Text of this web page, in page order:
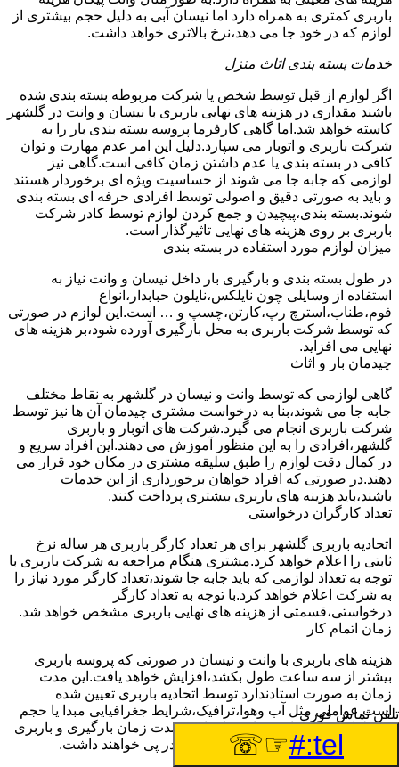
باربری کمتری به همراه دارد اما نیسان آبی به دلیل حجم بیشتری از
لوازم که در خود جا می دهد،نرخ بالاتری خواهد داشت.
خدمات بسته بندی اثاث منزل
اگر لوازم از قبل توسط شخص یا شرکت مربوطه بسته بندی شده
باشند مقداری در هزینه های نهایی باربری با نیسان و وانت در گلشهر
کاسته خواهد شد.اما گاهی کارفرما پروسه بسته بندی بار را به
شرکت باربری و اتوبار می سپارد.دلیل این امر عدم مهارت و توان
کافی در بسته بندی یا عدم داشتن زمان کافی است.گاهی نیز
لوازمی که جابه جا می شوند از حساسیت ویژه ای برخوردار هستند
و باید به صورتی دقیق و اصولی توسط افرادی حرفه ای بسته بندی
شوند.بسته بندی،پیچیدن و جمع کردن لوازم توسط کادر شرکت
باربری بر روی هزینه های نهایی تاثیرگذار است.
میزان لوازم مورد استفاده در بسته بندی
در طول بسته بندی و بارگیری بار داخل نیسان و وانت نیاز به
استفاده از وسایلی چون نایلکس،نایلون حبابدار،انواع
فوم،طناب،استرچ رپ،کارتن،چسپ و … است.این لوازم در صورتی
که توسط شرکت باربری به محل بارگیری آورده شود،بر هزینه های
نهایی می افزاید.
چیدمان بار و اثاث
گاهی لوازمی که توسط وانت و نیسان در گلشهر به نقاط مختلف
جابه جا می شوند،بنا به درخواست مشتری چیدمان آن ها نیز توسط
شرکت باربری انجام می گیرد.شرکت های اتوبار و باربری
گلشهر،افرادی را به این منظور آموزش می دهند.این افراد سریع و
در کمال دقت لوازم را طبق سلیقه مشتری در مکان خود قرار می
دهند.در صورتی که افراد خواهان برخورداری از این خدمات
باشند،باید هزینه های باربری بیشتری پرداخت کنند.
تعداد کارگران درخواستی
اتحادیه باربری گلشهر برای هر تعداد کارگر باربری هر ساله نرخ
ثابتی را اعلام خواهد کرد.مشتری هنگام مراجعه به شرکت باربری با
توجه به تعداد لوازمی که باید جابه جا شوند،تعداد کارگر مورد نیاز را
به شرکت اعلام خواهد کرد.با توجه به تعداد کارگر
درخواستی،قسمتی از هزینه های نهایی باربری مشخص خواهد شد.
زمان اتمام کار
هزینه های باربری با وانت و نیسان در صورتی که پروسه باربری
بیشتر از سه ساعت طول بکشد،افزایش خواهد یافت.این مدت
زمان به صورت استادندارد توسط اتحادیه باربری تعیین شده
است.عواملی مثل آب وهوا،ترافیک،شرایط جغرافیایی مبدا یا حجم
زیاد لوازم ممکن است باعث افزایش مدت زمان بارگیری و باربری
شوند که افزایش هزینه های باربری را در پی خواهند داشت.
تعداد طبقات ساختمان مبدا و مقصد
تلفن تماس فوری
tel:#
☞☏